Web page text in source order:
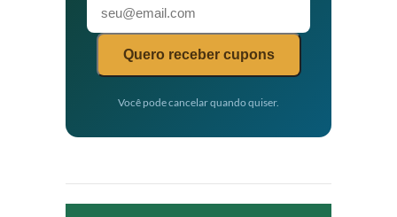
Quero receber cupons
Você pode cancelar quando quiser.